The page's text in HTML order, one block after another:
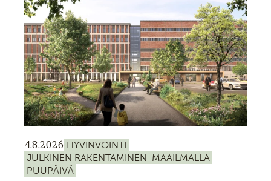
4.8.2026 HYVINVOINTI
JULKINEN RAKENTAMINEN MAAILMALLA
PUUPÄIVÄ